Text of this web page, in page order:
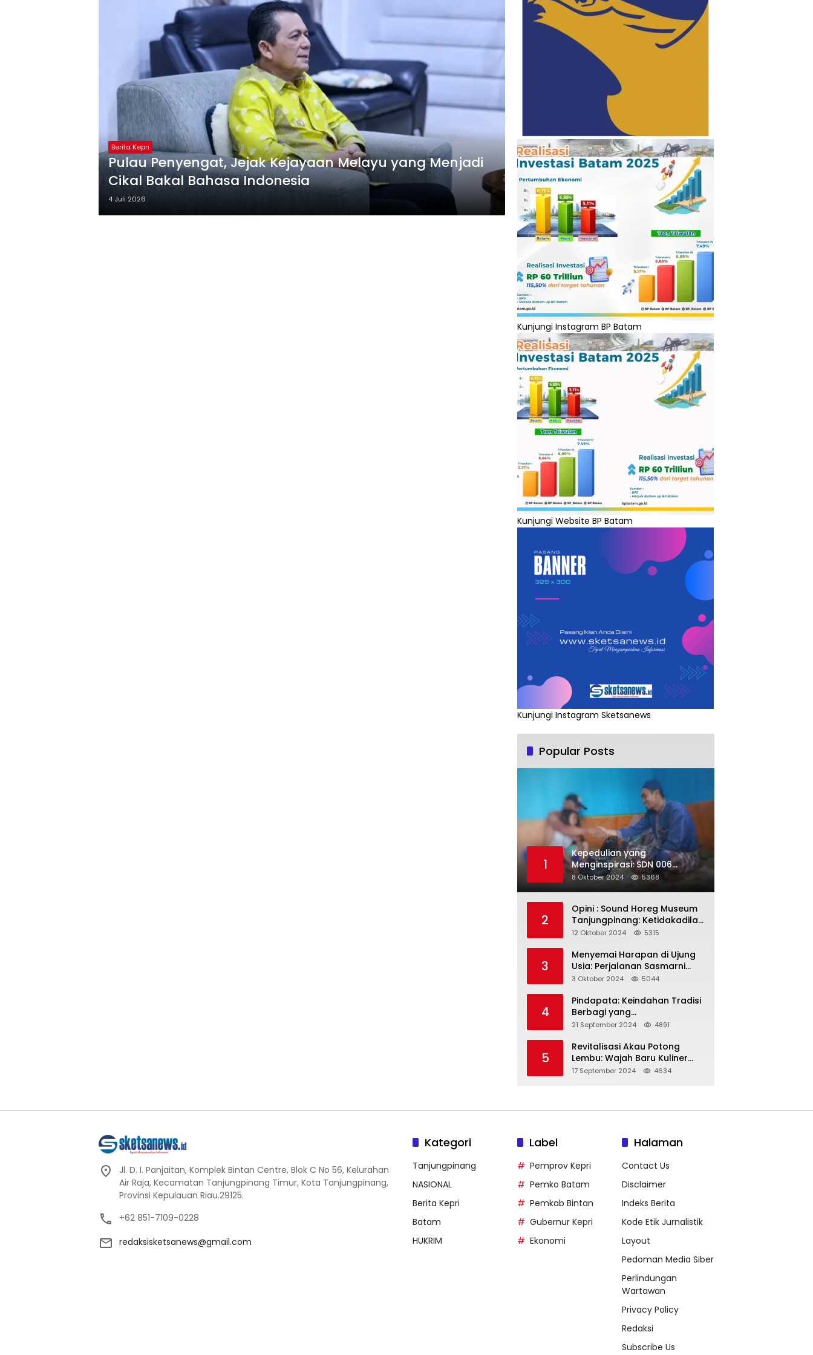
Berita Kepri
Pulau Penyengat, Jejak Kejayaan Melayu yang Menjadi
Cikal Bakal Bahasa Indonesia
4 Juli 2026
Kunjungi Instagram BP Batam
Kunjungi Website BP Batam
Kunjungi Instagram Sketsanews
Popular Posts
1
Kepedulian yang
Menginspirasi: SDN 006
Merawang Gelar Program
“Berbagi Segenggam Beras”
8 Oktober 2024 5368
2
Opini : Sound Horeg Museum
Tanjungpinang: Ketidakadilan
dalam Representasi
12 Oktober 2024 5315
3
Menyemai Harapan di Ujung
Usia: Perjalanan Sasmarni
dalam Menyentuh Hati dan
3 Oktober 2024 5044
4
Pindapata: Keindahan Tradisi
Berbagi yang
Menghubungkan Umat dalam
Kebersamaan dalam Agama
Buddha
21 September 2024 4891
5
Revitalisasi Akau Potong
Lembu: Wajah Baru Kuliner
Legendaris Tanjungpinang
17 September 2024 4634
Jl. D. I. Panjaitan, Komplek Bintan Centre, Blok C No 56, Kelurahan
Air Raja, Kecamatan Tanjungpinang Timur, Kota Tanjungpinang,
Provinsi Kepulauan Riau.29125.
+62 851-7109-0228
redaksisketsanews@gmail.com
Kategori
Tanjungpinang
NASIONAL
Berita Kepri
Batam
HUKRIM
Label
Pemprov Kepri
Pemko Batam
Pemkab Bintan
Gubernur Kepri
Ekonomi
Halaman
Contact Us
Disclaimer
Indeks Berita
Kode Etik Jurnalistik
Layout
Pedoman Media Siber
Perlindungan
Wartawan
Privacy Policy
Redaksi
Subscribe Us